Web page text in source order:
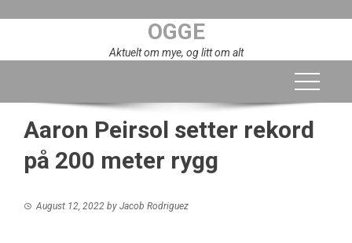
OGGE
Aktuelt om mye, og litt om alt
Aaron Peirsol setter rekord
på 200 meter rygg
August 12, 2022 by Jacob Rodriguez